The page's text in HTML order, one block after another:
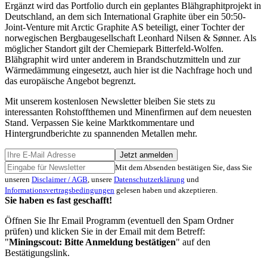
Ergänzt wird das Portfolio durch ein geplantes Blähgraphitprojekt in
Deutschland, an dem sich International Graphite über ein 50:50-
Joint-Venture mit Arctic Graphite AS beteiligt, einer Tochter der
norwegischen Bergbaugesellschaft Leonhard Nilsen & Sønner. Als
möglicher Standort gilt der Chemiepark Bitterfeld-Wolfen.
Blähgraphit wird unter anderem in Brandschutzmitteln und zur
Wärmedämmung eingesetzt, auch hier ist die Nachfrage hoch und
das europäische Angebot begrenzt.
Mit unserem kostenlosen Newsletter bleiben Sie stets zu
interessanten Rohstoffthemen und Minenfirmen auf dem neuesten
Stand. Verpassen Sie keine Marktkommentare und
Hintergrundberichte zu spannenden Metallen mehr.
Jetzt anmelden
Mit dem Absenden bestätigen Sie, dass Sie
unseren Disclaimer / AGB, unsere Datenschutzerklärung und
Informationsvertragsbedingungen gelesen haben und akzeptieren.
Sie haben es fast geschafft!
Öffnen Sie Ihr Email Programm (eventuell den Spam Ordner
prüfen) und klicken Sie in der Email mit dem Betreff:
"Miningscout: Bitte Anmeldung bestätigen" auf den
Bestätigungslink.